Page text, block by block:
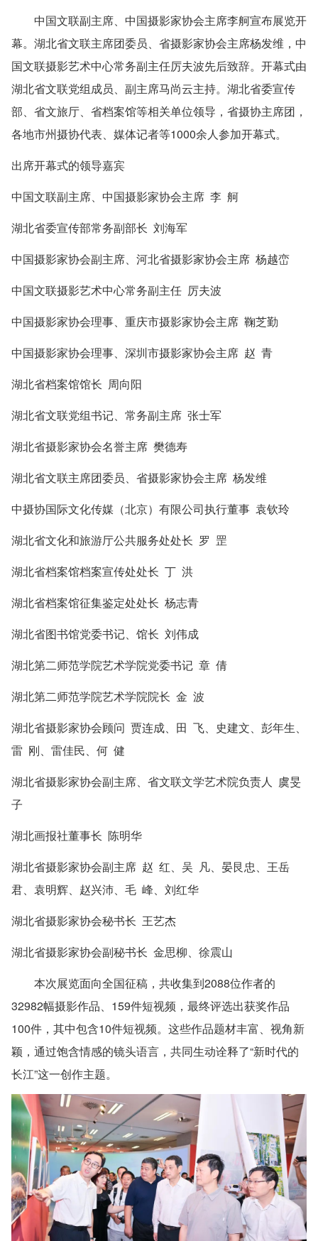
中国文联副主席、中国摄影家协会主席李舸宣布展览开
幕。湖北省文联主席团委员、省摄影家协会主席杨发维，中
国文联摄影艺术中心常务副主任厉夫波先后致辞。开幕式由
湖北省文联党组成员、副主席马尚云主持。湖北省委宣传
部、省文旅厅、省档案馆等相关单位领导，省摄协主席团，
各地市州摄协代表、媒体记者等1000余人参加开幕式。
出席开幕式的领导嘉宾
中国文联副主席、中国摄影家协会主席 李 舸
湖北省委宣传部常务副部长 刘海军
中国摄影家协会副主席、河北省摄影家协会主席 杨越峦
中国文联摄影艺术中心常务副主任 厉夫波
中国摄影家协会理事、重庆市摄影家协会主席 鞠芝勤
中国摄影家协会理事、深圳市摄影家协会主席 赵 青
湖北省档案馆馆长 周向阳
湖北省文联党组书记、常务副主席 张士军
湖北省摄影家协会名誉主席 樊德寿
湖北省文联主席团委员、省摄影家协会主席 杨发维
中摄协国际文化传媒（北京）有限公司执行董事 袁钦玲
湖北省文化和旅游厅公共服务处处长 罗 罡
湖北省档案馆档案宣传处处长 丁 洪
湖北省档案馆征集鉴定处处长 杨志青
湖北省图书馆党委书记、馆长 刘伟成
湖北第二师范学院艺术学院党委书记 章 倩
湖北第二师范学院艺术学院院长 金 波
湖北省摄影家协会顾问 贾连成、田 飞、史建文、彭年生、
雷 刚、雷佳民、何 健
湖北省摄影家协会副主席、省文联文学艺术院负责人 虞旻
子
湖北画报社董事长 陈明华
湖北省摄影家协会副主席 赵 红、吴 凡、晏艮忠、王岳
君、袁明辉、赵兴沛、毛 峰、刘红华
湖北省摄影家协会秘书长 王艺杰
湖北省摄影家协会副秘书长 金思柳、徐震山
本次展览面向全国征稿，共收集到2088位作者的
32982幅摄影作品、159件短视频，最终评选出获奖作品
100件，其中包含10件短视频。这些作品题材丰富、视角新
颖，通过饱含情感的镜头语言，共同生动诠释了“新时代的
长江”这一创作主题。